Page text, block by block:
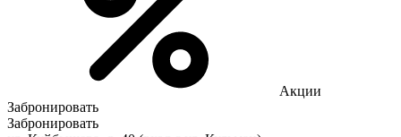
Акции
Забронировать
Забронировать